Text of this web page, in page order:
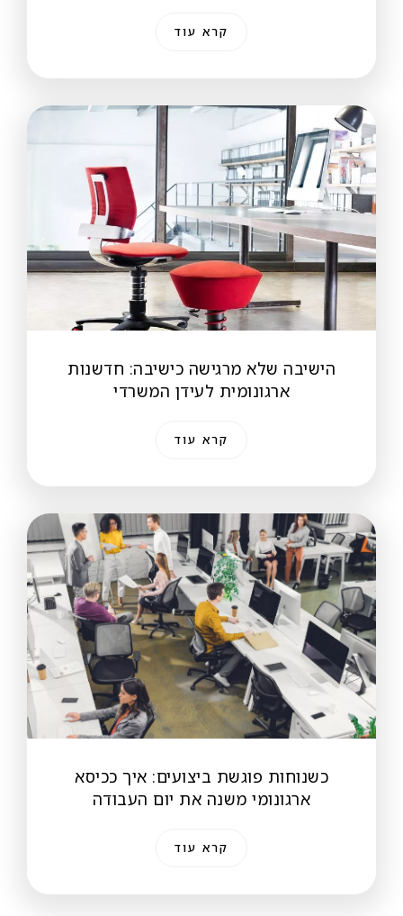
קרא עוד
הישיבה שלא מרגישה כישיבה: חדשנות
ארגונומית לעידן המשרדי
קרא עוד
כשנוחות פוגשת ביצועים: איך ככיסא
ארגונומי משנה את יום העבודה
קרא עוד